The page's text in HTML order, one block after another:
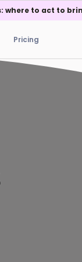
where to act to
Pricing